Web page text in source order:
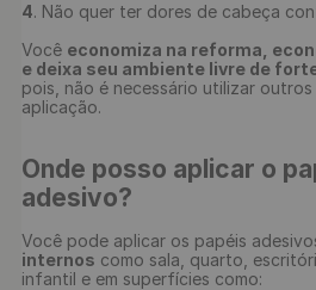
4. Não quer ter dores de cabeça
Você economiza na reforma,
e deixa seu ambiente livre de
pois, não é necessário utilizar
Onde posso aplicar o
adesivo?
Você pode aplicar os papéis
internos como sala, quarto,
infantil e em superfícies como: